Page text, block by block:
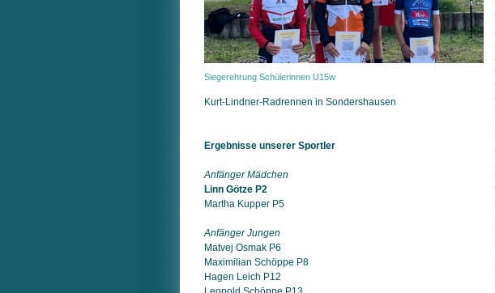
Siegerehrung Schülerinnen U15w
Kurt-Lindner-Radrennen in Sondershausen
Ergebnisse unserer Sportler
Anfänger Mädchen
Linn Götze P2
Martha Kupper P5
Anfänger Jungen
Matvej Osmak P6
Maximilian Schöppe P8
Hagen Leich P12